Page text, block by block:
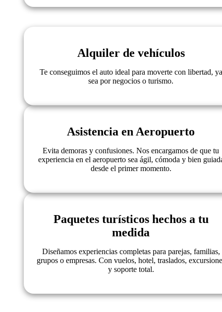
Alquiler de vehículos
Te conseguimos el auto ideal para moverte con libertad, ya
sea por negocios o turismo.
Asistencia en Aeropuerto
Evita demoras y confusiones. Nos encargamos de que tu
experiencia en el aeropuerto sea ágil, cómoda y bien
desde el primer momento.
Paquetes turísticos hechos a tu
medida
Diseñamos experiencias completas para parejas, familias,
grupos o empresas. Con vuelos, hotel, traslados,
y soporte total.